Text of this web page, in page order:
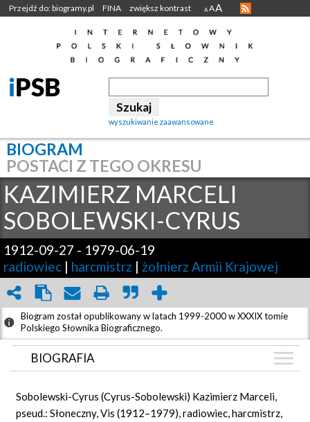
Przejdź do: biogramy.pl FINA zwiększ kontrast A AA
wyszukiwanie zaawansowane
BIOGRAM
POSTACI Z TEGO OKRESU
KAZIMIERZ MARCELI
SOBOLEWSKI-CYRUS
1912-09-27 - 1979-06-19
radiowiec | harcmistrz | żołnierz Armii Krajowej
Biogram został opublikowany w latach 1999-2000 w XXXIX tomie
Polskiego Słownika Biograficznego.
BIOGRAFIA
ARTYKUŁY (1)
Sobolewski-Cyrus (Cyrus-Sobolewski) Kazimierz Marceli,
pseud.: Słoneczny, Vis (1912–1979), radiowiec, harcmistrz,